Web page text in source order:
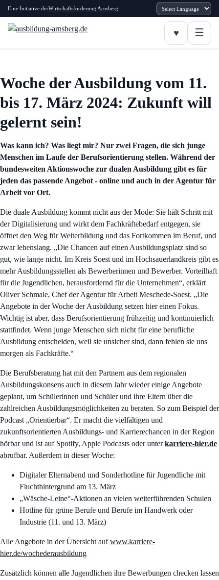
Eine Initiative derWirtschaftsförderung Arnsberg
Woche der Ausbildung vom 11.
bis 17. März 2024: Zukunft will
gelernt sein!
Was kann ich? Was liegt mir? Nur zwei Fragen, die sich junge
Menschen im Laufe der Berufsorientierung stellen. Während der
bundesweiten Aktionswoche zur dualen Ausbildung gibt es für
jeden das passende Angebot - online und auch in der Agentur für
Arbeit vor Ort.
Die duale Ausbildung kommt nicht aus der Mode: Sie hält Schritt mit
der Digitalisierung und wirkt dem Fachkräftebedarf entgegen, sie
öffnet den Weg für Weiterbildung und das Fortkommen im Beruf, und
zwar lebenslang. „Die Chancen auf einen Ausbildungsplatz sind so
gut, wie lange nicht. Im Kreis Soest und im Hochsauerlandkreis gibt es
mehr Ausbildungsstellen als Bewerberinnen und Bewerber. Vorteilhaft
für die Jugendlichen, herausfordernd für die Unternehmen“, erklärt
Oliver Schmale, Chef der Agentur für Arbeit Meschede-Soest. „Die
Angebote in der Woche der Ausbildung setzen hier einen Fokus.
Wichtig ist aber, dass Berufsorientierung frühzeitig und kontinuierlich
stattfindet. Wenn junge Menschen sich nicht für eine berufliche
Ausbildung entscheiden, weil sie unsicher sind, dann fehlen sie uns
morgen als Fachkräfte.“
Die Berufsberatung hat mit den Partnern aus dem regionalen
Ausbildungskonsens auch in diesem Jahr wieder einige Angebote
geplant, um Schülerinnen und Schüler und ihre Eltern über die
zahlreichen Ausbildungsmöglichkeiten zu beraten. So zum Beispiel der
Podcast „Orientierbar“. Er macht die vielfältigen und
zukunftsorientierten Ausbildungs- und Karrierechancen in der Region
hörbar und ist auf Spotify, Apple Podcasts oder unterkarriere-hier.de
abrufbar. Außerdem in dieser Woche:
Digitaler Elternabend und Sonderhotline für Jugendliche mit
Fluchthintergrund am 13. März
„Wäsche-Leine“-Aktionen an vielen weiterführenden Schulen
Hotline für grüne Berufe und Berufe im Handwerk oder
Industrie (11. und 13. März)
Alle Angebote in der Übersicht aufwww.karriere-
hier.de/wochederausbildung
Zusätzlich können alle Jugendlichen ihre Bewerbungen checken lassen